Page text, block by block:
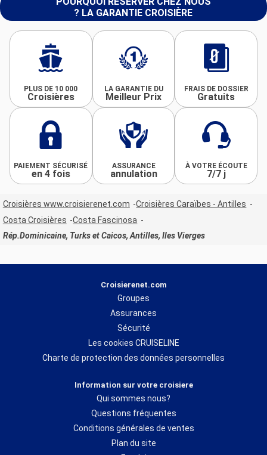
? LA GARANTIE CROISIÈRE
PLUS DE 10 000
Croisières
LA GARANTIE DU
Meilleur Prix
FRAIS DE DOSSIER
Gratuits
PAIEMENT SÉCURISÉ
en 4 fois
ASSURANCE
annulation
À VOTRE ÉCOUTE
7/7 j
Croisières www.croisierenet.com
Croisières Caraïbes - Antilles
Costa Croisières
Costa Fascinosa
Rép.Dominicaine, Turks et Caicos, Antilles, Iles Vierges
Croisierenet.com
Groupes
Assurances
Sécurité
Les cookies CRUISELINE
Charte de protection des données personnelles
Information sur votre croisiere
Qui sommes nous?
Questions fréquentes
Conditions générales de ventes
Plan du site